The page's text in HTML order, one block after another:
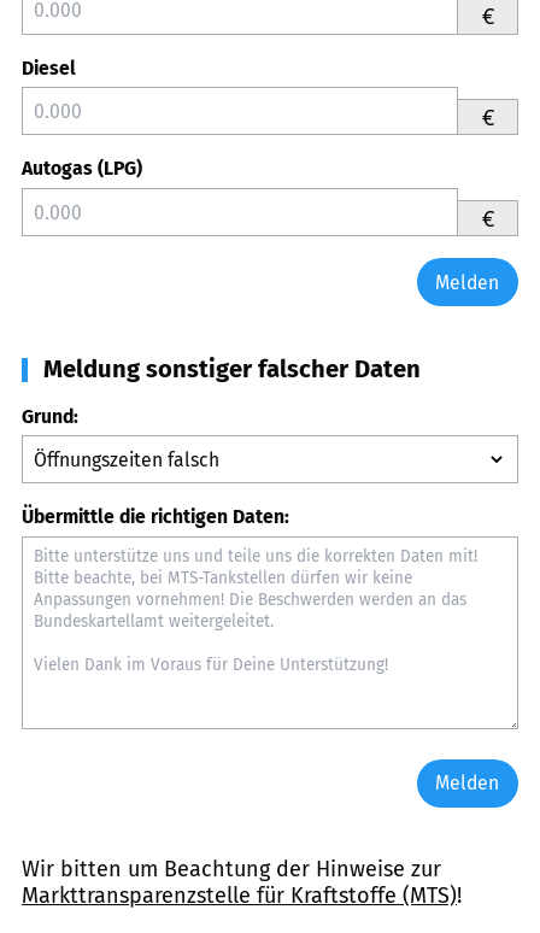
€
Diesel
€
Autogas (LPG)
€
Melden
Meldung sonstiger falscher Daten
Grund:
Übermittle die richtigen Daten:
Melden
Wir bitten um Beachtung der Hinweise zur
Markttransparenzstelle für Kraftstoffe (MTS)!